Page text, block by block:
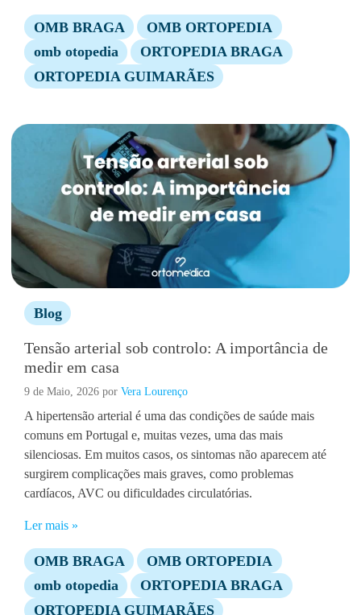
OMB BRAGA
OMB ORTOPEDIA
omb otopedia
ORTOPEDIA BRAGA
ORTOPEDIA GUIMARÃES
Blog
Tensão arterial sob controlo: A importância de
medir em casa
9 de Maio, 2026 por Vera Lourenço
A hipertensão arterial é uma das condições de saúde mais
comuns em Portugal e, muitas vezes, uma das mais
silenciosas. Em muitos casos, os sintomas não aparecem até
surgirem complicações mais graves, como problemas
cardíacos, AVC ou dificuldades circulatórias.
Ler mais »
OMB BRAGA
OMB ORTOPEDIA
omb otopedia
ORTOPEDIA BRAGA
ORTOPEDIA GUIMARÃES